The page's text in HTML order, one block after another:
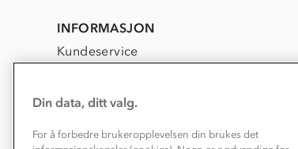
INFORMASJON
Kundeservice
Kundeklubb
Våre butikker
Din data, ditt valg.
For å forbedre brukeropplevelsen din brukes det